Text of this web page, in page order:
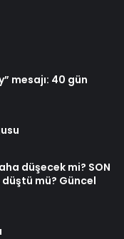
mesajı: 40 gün
düşecek mi? SON
düştü mü? Güncel